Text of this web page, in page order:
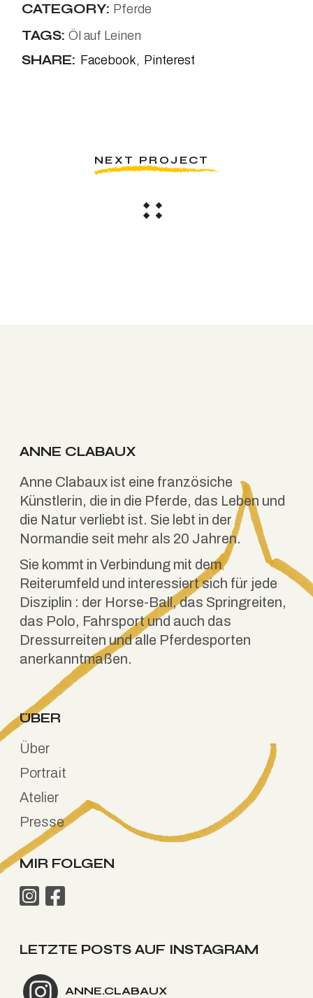
CATEGORY: Pferde
TAGS: Öl auf Leinen
SHARE: Facebook Pinterest
NEXT PROJECT
ANNE CLABAUX
Anne Clabaux ist eine französiche
Künstlerin, die in die Pferde, das Leben und
die Natur verliebt ist. Sie lebt in der
Normandie seit mehr als 20 Jahren.
Sie kommt in Verbindung mit dem
Reiterumfeld und interessiert sich für jede
Disziplin : der Horse-Ball, das Springreiten,
das Polo, Fahrsport und auch das
Dressurreiten und alle Pferdesporten
anerkanntmaßen.
ÜBER
Über
Portrait
Atelier
Presse
MIR FOLGEN
LETZTE POSTS AUF INSTAGRAM
ANNE.CLABAUX